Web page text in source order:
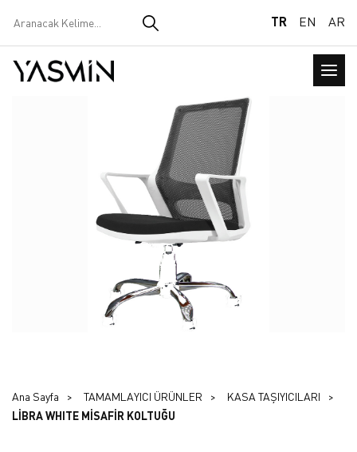
TR EN AR
Ana Sayfa TAMAMLAYICI ÜRÜNLER
KASA TAŞIYICILARI
LİBRA WHITE MİSAFİR KOLTUĞU